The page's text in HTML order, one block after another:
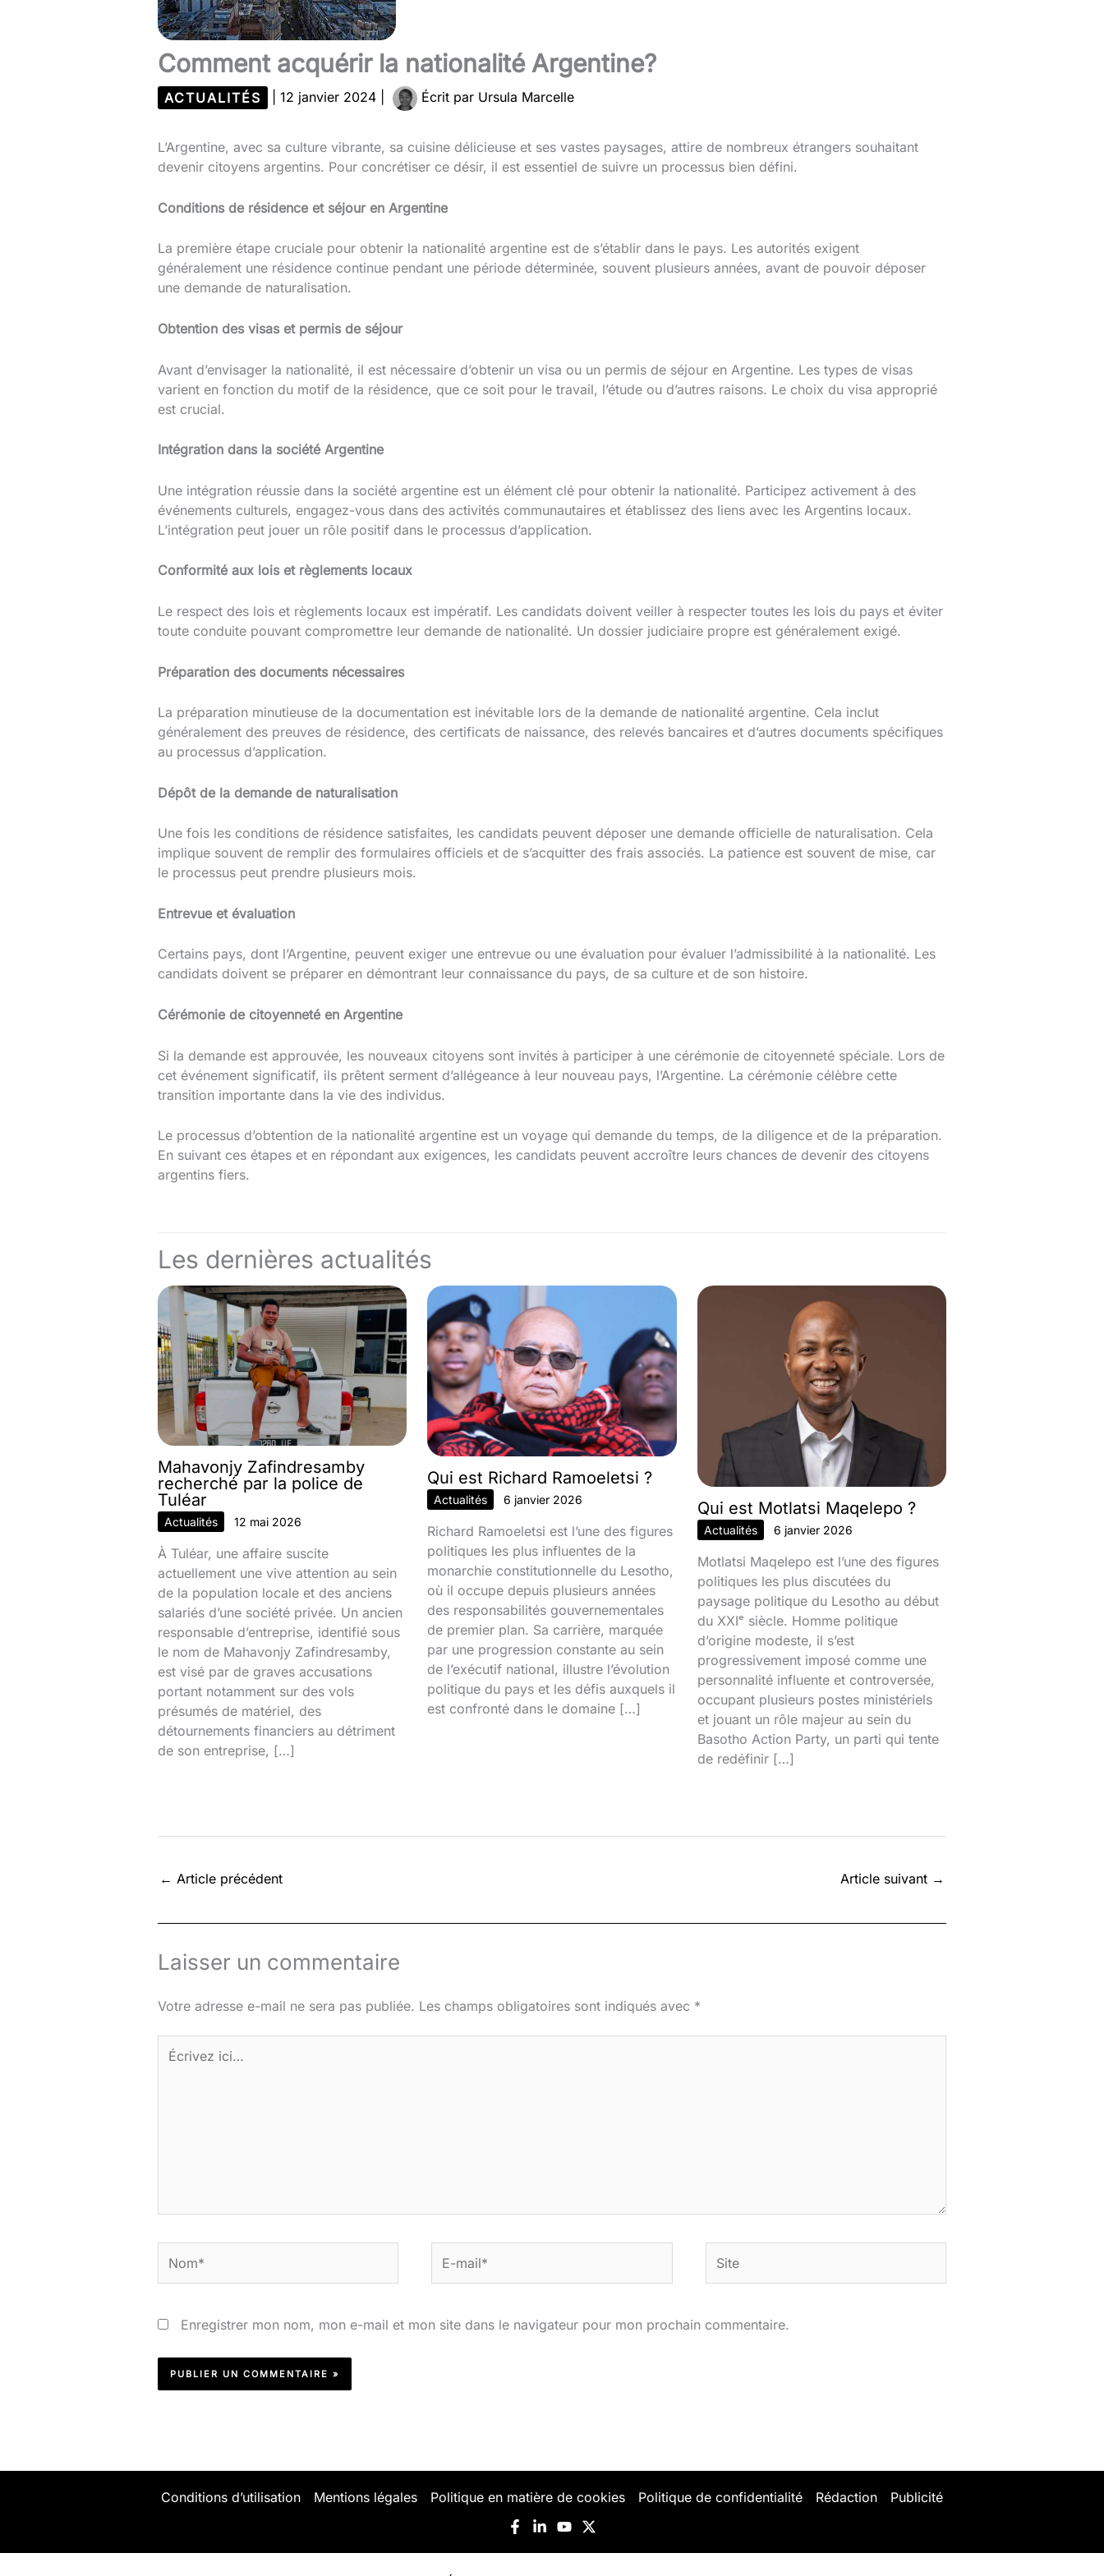
Comment acquérir la nationalité Argentine?
ACTUALITÉS 12 janvier 2024 Écrit par Ursula Marcelle
L’Argentine, avec sa culture vibrante, sa cuisine délicieuse et ses vastes paysages, attire de nombreux étrangers souhaitant
devenir citoyens argentins. Pour concrétiser ce désir, il est essentiel de suivre un processus bien défini.
Conditions de résidence et séjour en Argentine
La première étape cruciale pour obtenir la nationalité argentine est de s’établir dans le pays. Les autorités exigent
généralement une résidence continue pendant une période déterminée, souvent plusieurs années, avant de pouvoir déposer
une demande de naturalisation.
Obtention des visas et permis de séjour
Avant d’envisager la nationalité, il est nécessaire d’obtenir un visa ou un permis de séjour en Argentine. Les types de visas
varient en fonction du motif de la résidence, que ce soit pour le travail, l’étude ou d’autres raisons. Le choix du visa approprié
est crucial.
Intégration dans la société Argentine
Une intégration réussie dans la société argentine est un élément clé pour obtenir la nationalité. Participez activement à des
événements culturels, engagez-vous dans des activités communautaires et établissez des liens avec les Argentins locaux.
L’intégration peut jouer un rôle positif dans le processus d’application.
Conformité aux lois et règlements locaux
Le respect des lois et règlements locaux est impératif. Les candidats doivent veiller à respecter toutes les lois du pays et éviter
toute conduite pouvant compromettre leur demande de nationalité. Un dossier judiciaire propre est généralement exigé.
Préparation des documents nécessaires
La préparation minutieuse de la documentation est inévitable lors de la demande de nationalité argentine. Cela inclut
généralement des preuves de résidence, des certificats de naissance, des relevés bancaires et d’autres documents spécifiques
au processus d’application.
Dépôt de la demande de naturalisation
Une fois les conditions de résidence satisfaites, les candidats peuvent déposer une demande officielle de naturalisation. Cela
implique souvent de remplir des formulaires officiels et de s’acquitter des frais associés. La patience est souvent de mise, car
le processus peut prendre plusieurs mois.
Entrevue et évaluation
Certains pays, dont l’Argentine, peuvent exiger une entrevue ou une évaluation pour évaluer l’admissibilité à la nationalité. Les
candidats doivent se préparer en démontrant leur connaissance du pays, de sa culture et de son histoire.
Cérémonie de citoyenneté en Argentine
Si la demande est approuvée, les nouveaux citoyens sont invités à participer à une cérémonie de citoyenneté spéciale. Lors de
cet événement significatif, ils prêtent serment d’allégeance à leur nouveau pays, l’Argentine. La cérémonie célèbre cette
transition importante dans la vie des individus.
Le processus d’obtention de la nationalité argentine est un voyage qui demande du temps, de la diligence et de la préparation.
En suivant ces étapes et en répondant aux exigences, les candidats peuvent accroître leurs chances de devenir des citoyens
argentins fiers.
Les dernières actualités
Mahavonjy Zafindresamby
recherché par la police de
Tuléar
Actualités 12 mai 2026
À Tuléar, une affaire suscite
actuellement une vive attention au sein
de la population locale et des anciens
salariés d’une société privée. Un ancien
responsable d’entreprise, identifié sous
le nom de Mahavonjy Zafindresamby,
est visé par de graves accusations
portant notamment sur des vols
présumés de matériel, des
détournements financiers au détriment
de son entreprise, […]
Qui est Richard Ramoeletsi ?
Actualités 6 janvier 2026
Richard Ramoeletsi est l’une des figures
politiques les plus influentes de la
monarchie constitutionnelle du Lesotho,
où il occupe depuis plusieurs années
des responsabilités gouvernementales
de premier plan. Sa carrière, marquée
par une progression constante au sein
de l’exécutif national, illustre l’évolution
politique du pays et les défis auxquels il
est confronté dans le domaine […]
Qui est Motlatsi Maqelepo ?
Actualités 6 janvier 2026
Motlatsi Maqelepo est l’une des figures
politiques les plus discutées du
paysage politique du Lesotho au début
du XXIᵉ siècle. Homme politique
d’origine modeste, il s’est
progressivement imposé comme une
personnalité influente et controversée,
occupant plusieurs postes ministériels
et jouant un rôle majeur au sein du
Basotho Action Party, un parti qui tente
de redéfinir […]
← Article précédent Article suivant →
Laisser un commentaire
Votre adresse e-mail ne sera pas publiée. Les champs obligatoires sont indiqués avec *
ici…
mail*
Enregistrer mon nom, mon e-mail et mon site dans le navigateur pour mon prochain commentaire.
Conditions d’utilisation Mentions légales Politique en matière de cookies Politique de confidentialité Rédaction Publicité